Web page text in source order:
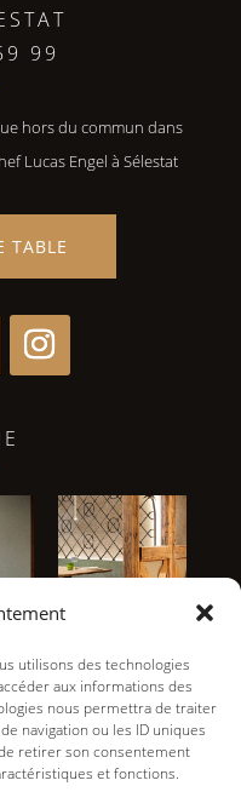
utilisons des technologies
aux informations des
nous permettra de traiter
navigation ou les ID uniques
retirer son consentement
et fonctions.
99
hors du commun dans
Lucas Engel à Sélestat
TABLE